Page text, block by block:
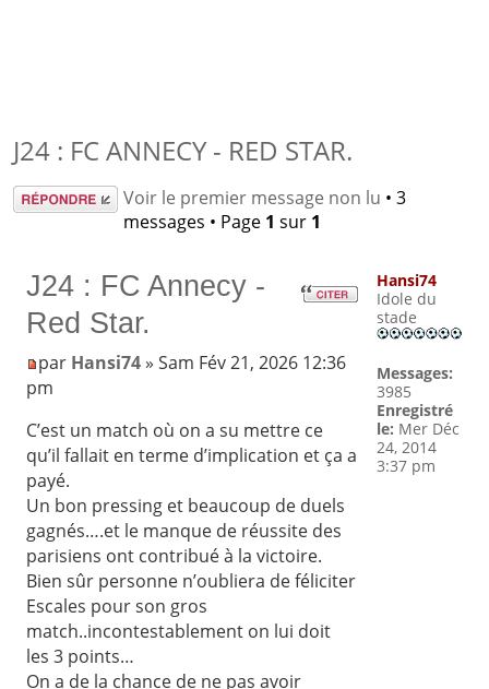
J24 : FC ANNECY - RED STAR.
Répondre Voir le premier message non lu • 3
messages • Page 1 sur 1
J24 : FC Annecy -
Red Star.
par Hansi74» Sam Fév 21, 2026 12:36
pm
C’est un match où on a su mettre ce
qu’il fallait en terme d’implication et ça a
payé.
Un bon pressing et beaucoup de duels
gagnés….et le manque de réussite des
parisiens ont contribué à la victoire.
Bien sûr personne n’oubliera de féliciter
Escales pour son gros
match..incontestablement on lui doit
les 3 points…
On a de la chance de ne pas avoir
Hansi74
Idole du
stade
Messages:
3985
Enregistré
le: Mer Déc
24, 2014
3:37 pm